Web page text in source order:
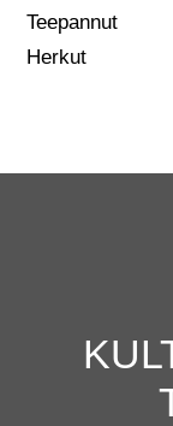
Teepannut
Herkut